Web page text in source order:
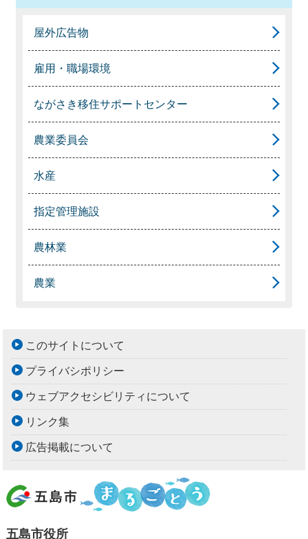
屋外広告物
雇用・職場環境
ながさき移住サポートセンター
農業委員会
水産
指定管理施設
農林業
農業
このサイトについて
プライバシポリシー
ウェブアクセシビリティについて
リンク集
広告掲載について
五島市役所